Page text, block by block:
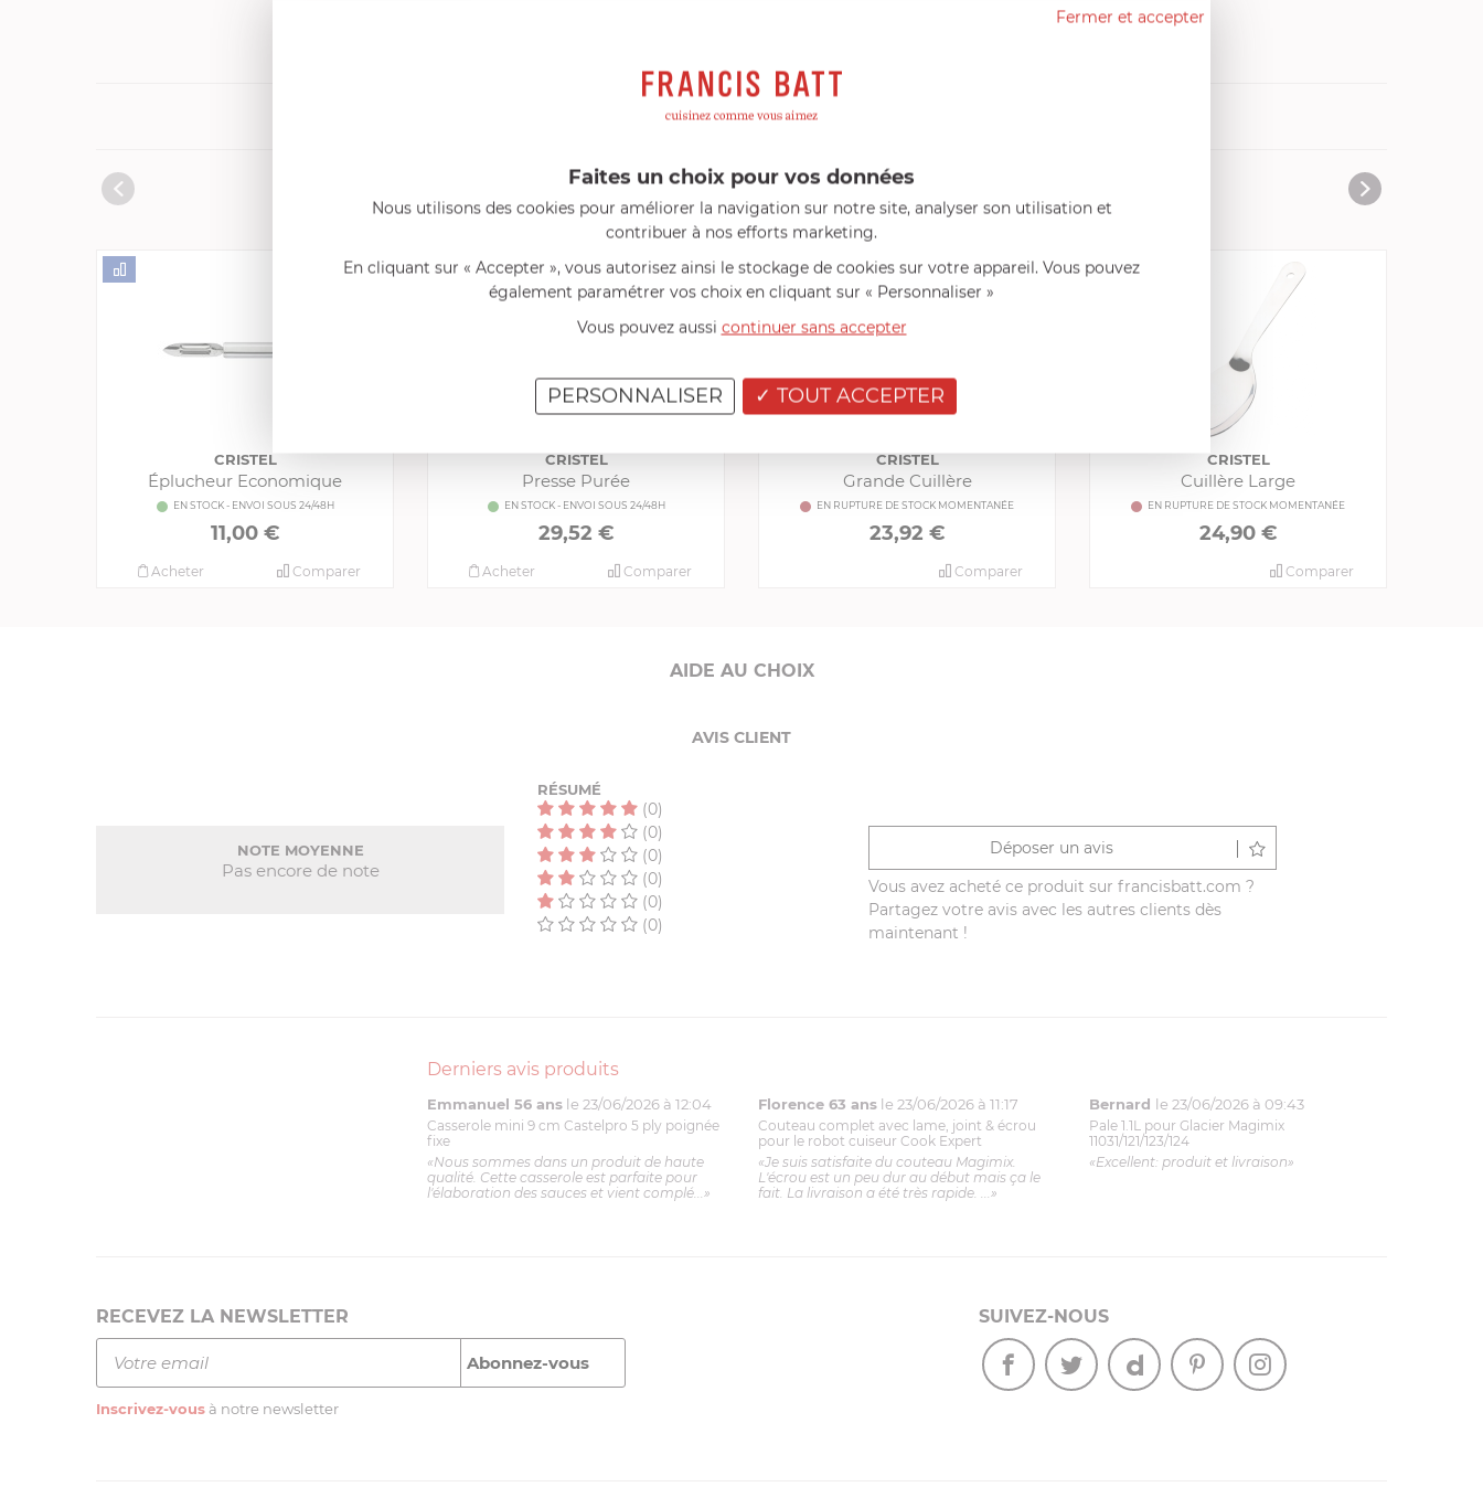
Consommables complémentaires
PRODUITS CONSEILLÉS
CRISTEL
Éplucheur Economique
EN STOCK - ENVOI SOUS 24/48H
11,00 €
Comparer
Acheter
CRISTEL
Presse Purée
EN STOCK - ENVOI SOUS 24/48H
29,52 €
Comparer
Acheter
CRISTEL
Grande Cuillère
EN RUPTURE DE STOCK MOMENTANÉE
23,92 €
Comparer
CRISTEL
Cuillère Large
EN RUPTURE DE STOCK MOMENTANÉE
24,90 €
Comparer
AIDE AU CHOIX
AVIS CLIENT
NOTE MOYENNE
Pas encore de note
RÉSUMÉ
(0)
(0)
(0)
(0)
(0)
(0)
Déposer un avis
Vous avez acheté ce produit sur francisbatt.com ?
Partagez votre avis avec les autres clients dès
maintenant !
Derniers avis produits
Emmanuel 56 ans le 23/06/2026 à 12:04
Casserole mini 9 cm Castelpro 5 ply poignée
fixe
«Nous sommes dans un produit de haute
qualité. Cette casserole est parfaite pour
l'élaboration des sauces et vient complé...»
Florence 63 ans le 23/06/2026 à 11:17
Couteau complet avec lame, joint & écrou
pour le robot cuiseur Cook Expert
«Je suis satisfaite du couteau Magimix.
L'écrou est un peu dur au début mais ça le
fait. La livraison a été très rapide. ...»
Bernard le 23/06/2026 à 09:43
Pale 1.1L pour Glacier Magimix
11031/121/123/124
«Excellent: produit et livraison»
RECEVEZ LA NEWSLETTER
Inscrivez-vous à notre newsletter
SUIVEZ-NOUS
Fermer et accepter
Faites un choix pour vos données
Nous utilisons des cookies pour améliorer la navigation sur notre site, analyser son utilisation et
contribuer à nos efforts marketing.
En cliquant sur « Accepter », vous autorisez ainsi le stockage de cookies sur votre appareil. Vous pouvez
également paramétrer vos choix en cliquant sur « Personnaliser »
Vous pouvez aussi continuer sans accepter
TOUT ACCEPTER
PERSONNALISER